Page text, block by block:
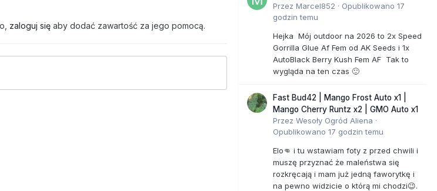
zaloguj się aby dodać zawartość za jego pomocą.
Przez Marcel852 · Opublikowano 17
godzin temu
Hejka Mój outdoor na 2026 to 2x Speed
Gorrilla Glue Af Fem od AK Seeds i 1x
AutoBlack Berry Kush Fem AF Tak to
wygląda na ten czas 🙂
Fast Bud42 | Mango Frost Auto x1 |
Mango Cherry Runtz x2 | GMO Auto x1
Przez Wesoły Ogród Aliena ·
Opublikowano 17 godzin temu
Elo👊 i tu wstawiam foty z przed chwili i
muszę przyznać że maleństwa się
rozkręcają i mam już jedną faworytkę i
na pewno widzicie o którą mi chodzi😉.